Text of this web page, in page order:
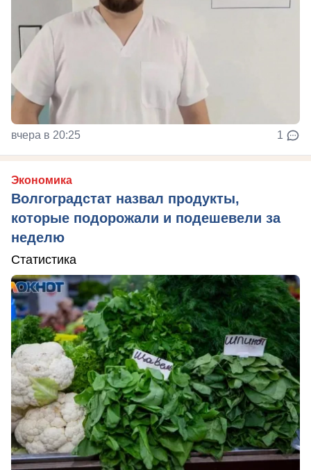
вчера в 20:25 1
Экономика
Волгоградстат назвал продукты,
которые подорожали и подешевели за
неделю
Статистика